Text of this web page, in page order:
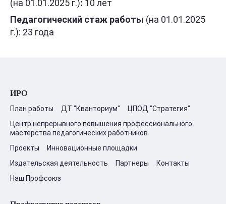
(на 01.01.2025 г.): 10 лет
Педагогический стаж работы (на 01.01.2025
г.): 23 года
ИРО
План работы ДТ "Кванториум"
ЦПОД "Стратегия"
Центр непрерывного повышения профессионального
мастерства педагогических работников
Проекты
Инновационные площадки
Издательская деятельность
Партнеры
Контакты
Наш Профсоюз